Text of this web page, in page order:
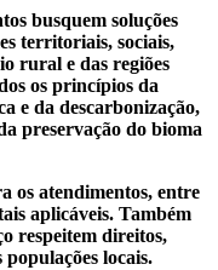
busquem soluções
territoriais, sociais,
rural e das regiões
os princípios da
e da descarbonização,
preservação do bioma
os atendimentos, entre
aplicáveis. Também
respeitem direitos,
locais.